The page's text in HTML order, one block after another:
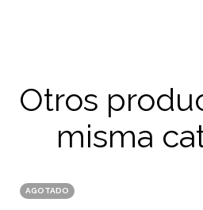
Otros
misma
AGOTADO